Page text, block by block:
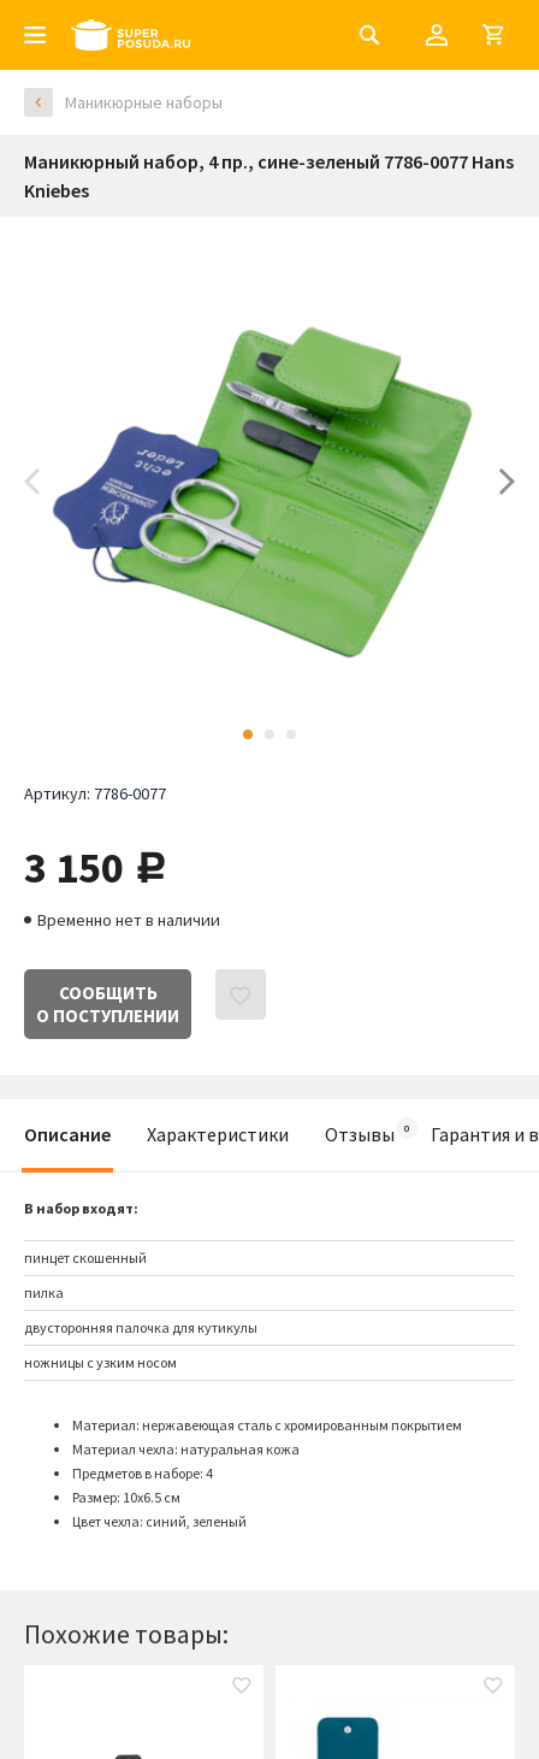
Маникюрные наборы
Маникюрный набор, 4 пр., сине-зеленый 7786-0077 Hans
Kniebes
Артикул: 7786-0077
3 150 руб.
Временно нет в наличии
СООБЩИТЬ
О ПОСТУПЛЕНИИ
Похожие товары:
Описание Характеристики Отзывы Гарантия и
В набор входят:
пинцет скошенный
пилка
двусторонняя палочка для кутикулы
ножницы с узким носом
Материал: нержавеющая сталь с хромированным покрытием
Материал чехла: натуральная кожа
Предметов в наборе: 4
Размер: 10х6.5 см
Цвет чехла: синий, зеленый